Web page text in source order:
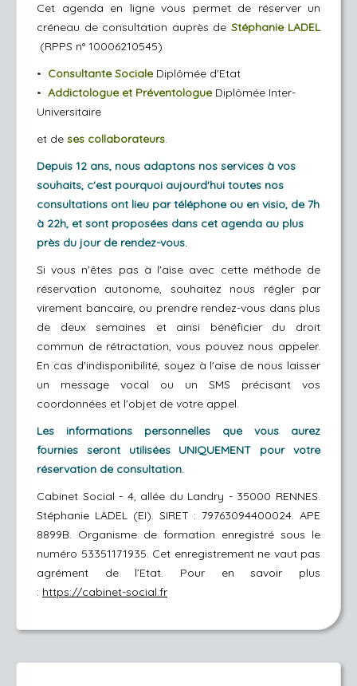
Cet agenda en ligne vous permet de réserver un
créneau de consultation auprès de Stéphanie LADEL
(RPPS n° 10006210545)
• Consultante Sociale Diplômée d'Etat
• Addictologue et Préventologue Diplômée Inter-
Universitaire
et de ses collaborateurs.
Depuis 12 ans, nous adaptons nos services à vos
souhaits, c'est pourquoi aujourd'hui toutes nos
consultations ont lieu par téléphone ou en visio, de 7h
à 22h, et sont proposées dans cet agenda au plus
près du jour de rendez-vous.
Si vous n'êtes pas à l'aise avec cette méthode de
réservation autonome, souhaitez nous régler par
virement bancaire, ou prendre rendez-vous dans plus
de deux semaines et ainsi bénéficier du droit
commun de rétractation, vous pouvez nous appeler.
En cas d'indisponibilité, soyez à l'aise de nous laisser
un message vocal ou un SMS précisant vos
coordonnées et l'objet de votre appel.
Les informations personnelles que vous aurez
fournies seront utilisées UNIQUEMENT pour votre
réservation de consultation.
Cabinet Social - 4, allée du Landry - 35000 RENNES.
Stéphanie LADEL (EI). SIRET : 79763094400024. APE
8899B. Organisme de formation enregistré sous le
numéro 53351171935. Cet enregistrement ne vaut pas
agrément de l’Etat. Pour en savoir plus
: https://cabinet-social.fr